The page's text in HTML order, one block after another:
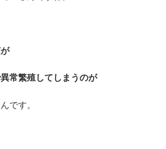
常繁殖してしまうのが
です。